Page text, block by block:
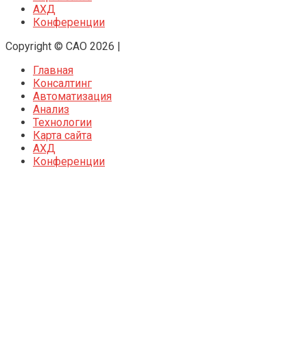
АХД
Конференции
Copyright © CAO 2026 |
Главная
Консалтинг
Автоматизация
Анализ
Технологии
Карта сайта
АХД
Конференции